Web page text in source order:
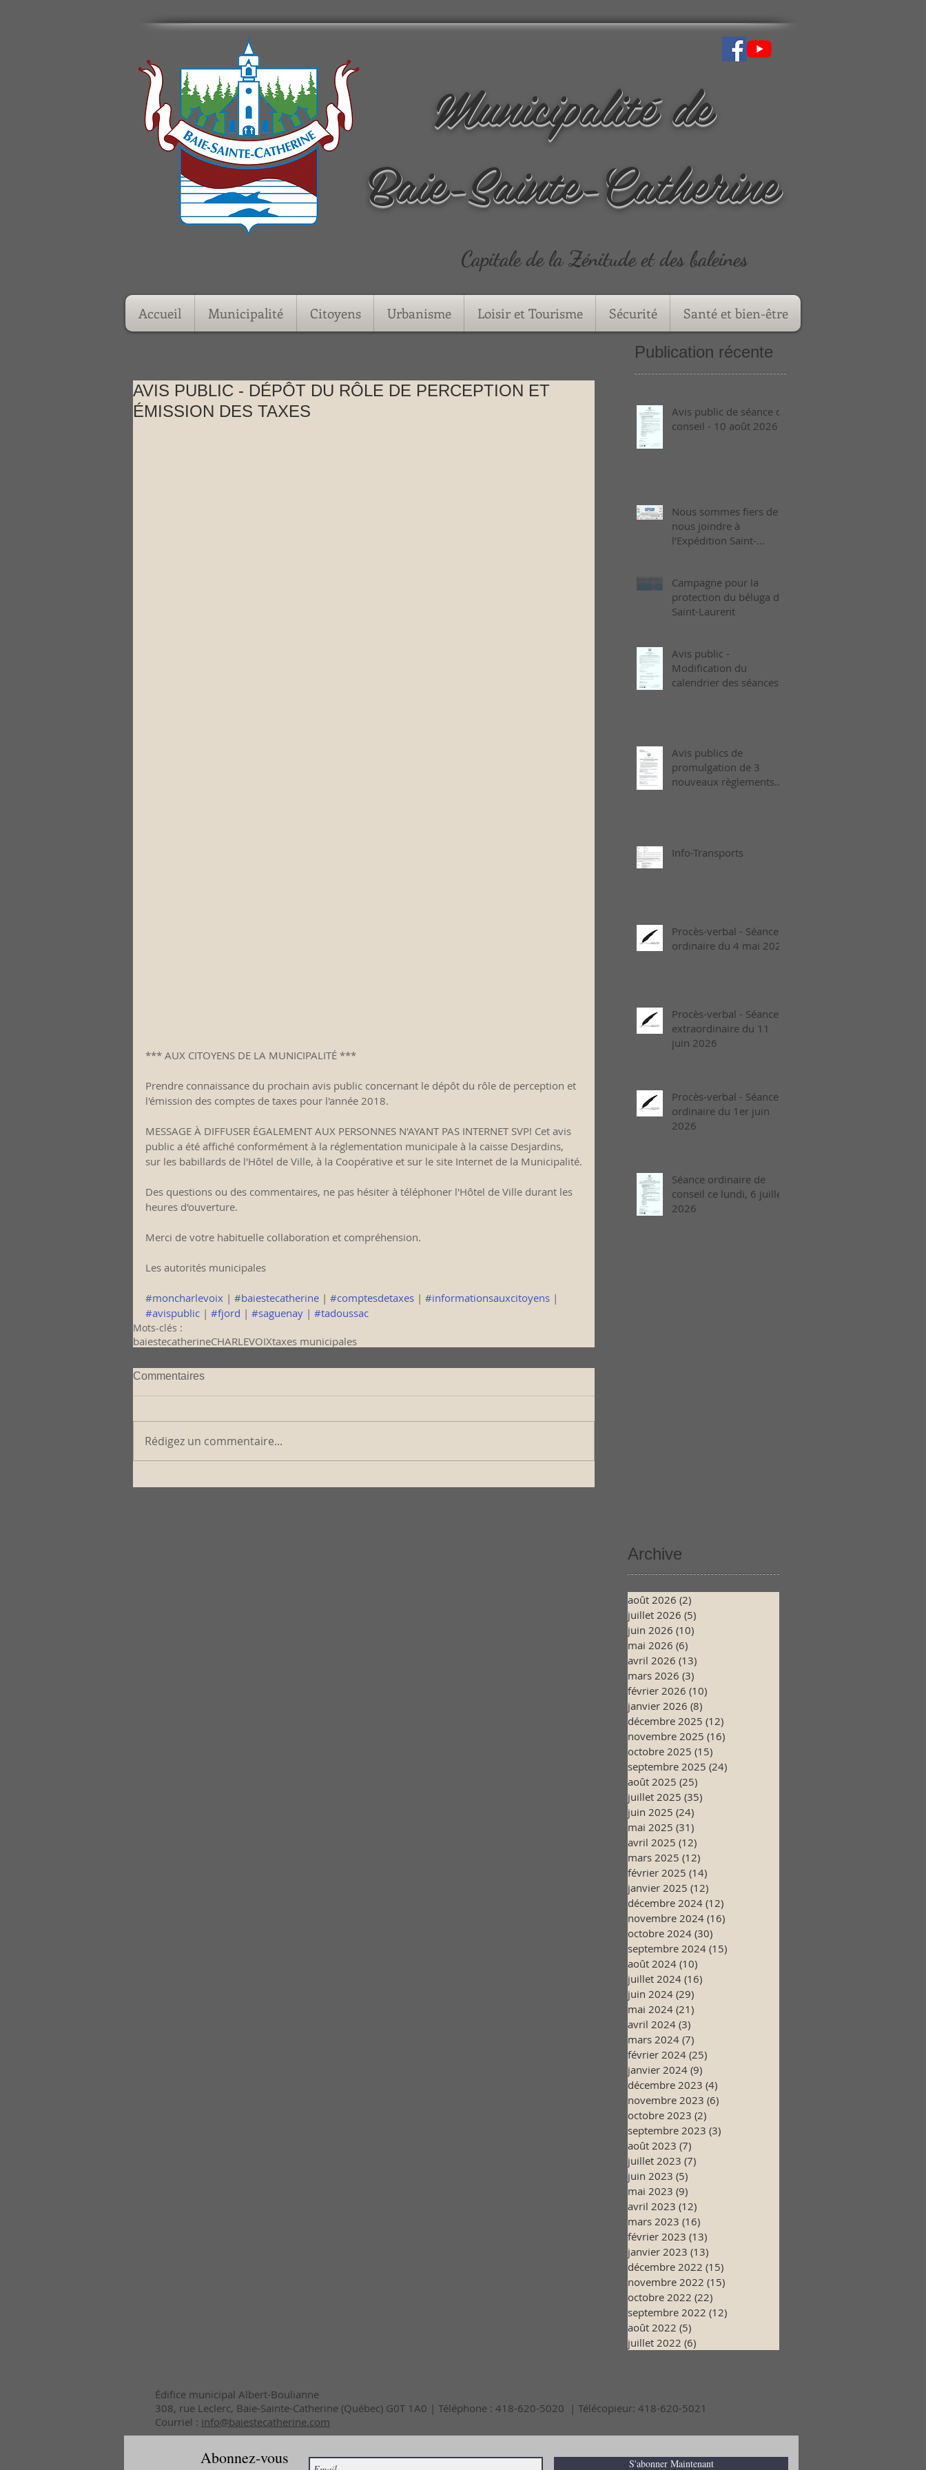
Municipalité de
Baie-Sainte-Catherine
Capitale de la Zénitude et des baleines
Accueil Municipalité Citoyens Urbanisme Loisir et Tourisme Sécurité Santé et bien-être
Publication récente
AVIS PUBLIC - DÉPÔT DU RÔLE DE PERCEPTION ET
ÉMISSION DES TAXES
*** AUX CITOYENS DE LA MUNICIPALITÉ ***
Prendre connaissance du prochain avis public concernant le dépôt du rôle de perception et
l'émission des comptes de taxes pour l'année 2018.
MESSAGE À DIFFUSER ÉGALEMENT AUX PERSONNES N'AYANT PAS INTERNET SVP! Cet avis
public a été affiché conformément à la réglementation municipale à la caisse Desjardins,
sur les babillards de l'Hôtel de Ville, à la Coopérative et sur le site Internet de la Municipalité.
Des questions ou des commentaires, ne pas hésiter à téléphoner l'Hôtel de Ville durant les
heures d'ouverture.
Merci de votre habituelle collaboration et compréhension.
Les autorités municipales
#moncharlevoix | #baiestecatherine | #comptesdetaxes | #informationsauxcitoyens |
#avispublic | #fjord | #saguenay | #tadoussac
Mots-clés :
baiestecatherineCHARLEVOIXtaxes municipales
Commentaires
Rédigez un commentaire...
Avis public de séance de
conseil - 10 août 2026
Nous sommes fiers de
nous joindre à
l’Expédition Saint-
Campagne pour la
protection du béluga du
Saint-Laurent
Avis public -
Modification du
calendrier des séances
Avis publics de
promulgation de 3
nouveaux règlements
Info-Transports
Procès-verbal - Séance
ordinaire du 4 mai 2026
Procès-verbal - Séance
extraordinaire du 11
juin 2026
Procès-verbal - Séance
ordinaire du 1er juin
2026
Séance ordinaire de
conseil ce lundi, 6 juillet
2026
Archive
août 2026 (2)
juillet 2026 (5)
juin 2026 (10)
mai 2026 (6)
avril 2026 (13)
mars 2026 (3)
février 2026 (10)
janvier 2026 (8)
décembre 2025 (12)
novembre 2025 (16)
octobre 2025 (15)
septembre 2025 (24)
août 2025 (25)
juillet 2025 (35)
juin 2025 (24)
mai 2025 (31)
avril 2025 (12)
mars 2025 (12)
février 2025 (14)
janvier 2025 (12)
décembre 2024 (12)
novembre 2024 (16)
octobre 2024 (30)
septembre 2024 (15)
août 2024 (10)
juillet 2024 (16)
juin 2024 (29)
mai 2024 (21)
avril 2024 (3)
mars 2024 (7)
février 2024 (25)
janvier 2024 (9)
décembre 2023 (4)
novembre 2023 (6)
octobre 2023 (2)
septembre 2023 (3)
août 2023 (7)
juillet 2023 (7)
juin 2023 (5)
mai 2023 (9)
avril 2023 (12)
mars 2023 (16)
février 2023 (13)
janvier 2023 (13)
décembre 2022 (15)
novembre 2022 (15)
octobre 2022 (22)
septembre 2022 (12)
août 2022 (5)
juillet 2022 (6)
Édifice municipal Albert-Boulianne
308, rue Leclerc, Baie-Sainte-Catherine (Québec) G0T 1A0 | Téléphone : 418-620-5020 | Télécopieur: 418-620-5021
Courriel : info@baiestecatherine.com
Abonnez-vous
S'abonner Maintenant